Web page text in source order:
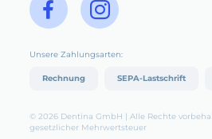
Unsere Zahlungsarten:
Rechnung SEPA-Lastschrift
© 2026 Dentina GmbH | Alle Rechte
gesetzlicher Mehrwertsteuer